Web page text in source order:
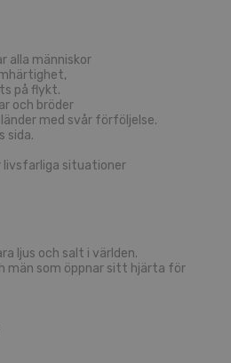
alla människor
på flykt.
och bröder
med svår förföljelse.
sida.
situationer
ljus och salt i världen.
män som öppnar sitt hjärta för